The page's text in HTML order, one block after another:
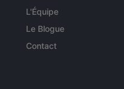
L'Équipe
Le Blogue
Contact